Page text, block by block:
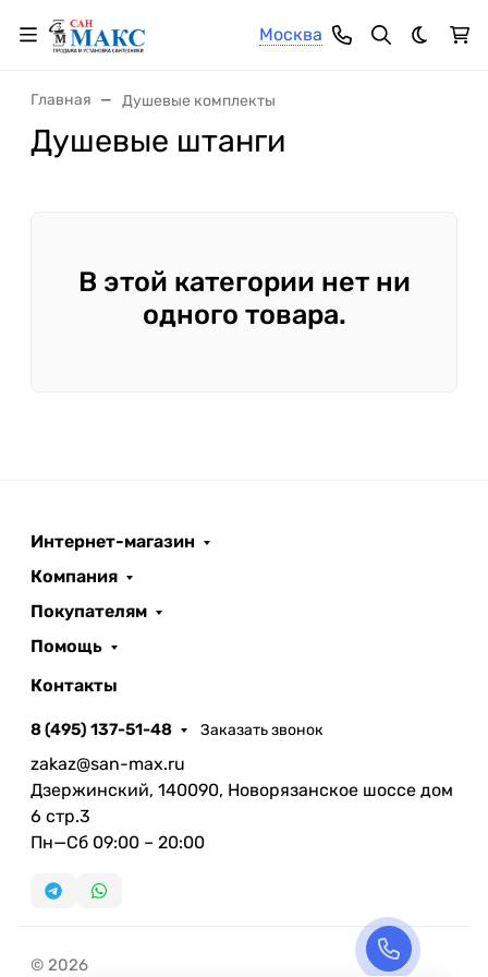
Москва
Темная
Главная Душевые комплекты
Душевые штанги
В этой категории нет ни
одного товара.
Интернет-магазин
Компания
Покупателям
Помощь
Контакты
8 (495) 137-51-48 Заказать звонок
zakaz@san-max.ru
Дзержинский, 140090, Новорязанское шоссе дом
6 стр.3
Пн—Сб 09:00 – 20:00
© 2026